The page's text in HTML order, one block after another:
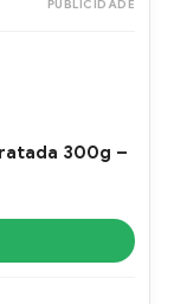
PUBLICIDADE
300g –